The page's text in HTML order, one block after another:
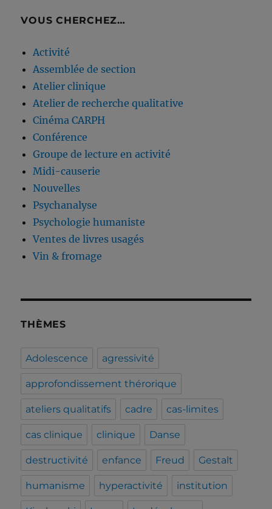
VOUS CHERCHEZ…
Activité
Assemblée de section
Atelier clinique
Atelier de recherche qualitative
Cinéma CARPH
Conférence
Groupe de lecture en activité
Midi-causerie
Nouvelles
Psychanalyse
Psychologie humaniste
Ventes de livres usagés
Vin & fromage
THÈMES
Adolescence agressivité
approfondissement thérorique
ateliers qualitatifs cadre cas-limites
cas clinique clinique Danse
destructivité enfance Freud Gestalt
humanisme hyperactivité institution